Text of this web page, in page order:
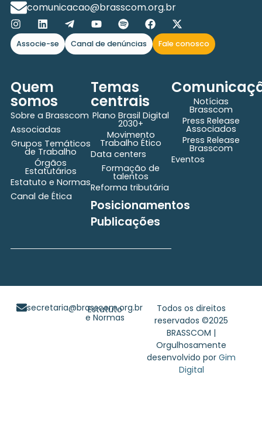
comunicacao@brasscom.org.br
Associe-se Canal de denúncias Fale conosco
Quem
somos
Sobre a Brasscom
Associadas
Grupos Temáticos
de Trabalho
Órgãos
Estatutários
Estatuto e Normas
Canal de Ética
Temas
centrais
Plano Brasil Digital
2030+
Movimento
Trabalho Ético
Data centers
Formação de
talentos
Reforma tributária
Posicionamentos
Publicações
Notícias
Brasscom
Press Release
Associados
Press Release
Brasscom
Eventos
Todos os direitos
reservados ©2025
BRASSCOM |
Orgulhosamente
desenvolvido porGim
Digital
secretaria@brasscom.org.br
Estatuto
e Normas